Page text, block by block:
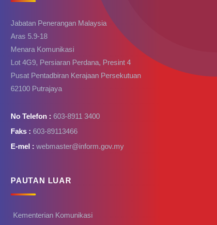
Jabatan Penerangan Malaysia
Aras 5.9-18
Menara Komunikasi
Lot 4G9, Persiaran Perdana, Presint 4
Pusat Pentadbiran Kerajaan Persekutuan
62100 Putrajaya
No Telefon : 603-8911 3400
Faks : 603-89113466
E-mel : webmaster@inform.gov.my
PAUTAN LUAR
Kementerian Komunikasi